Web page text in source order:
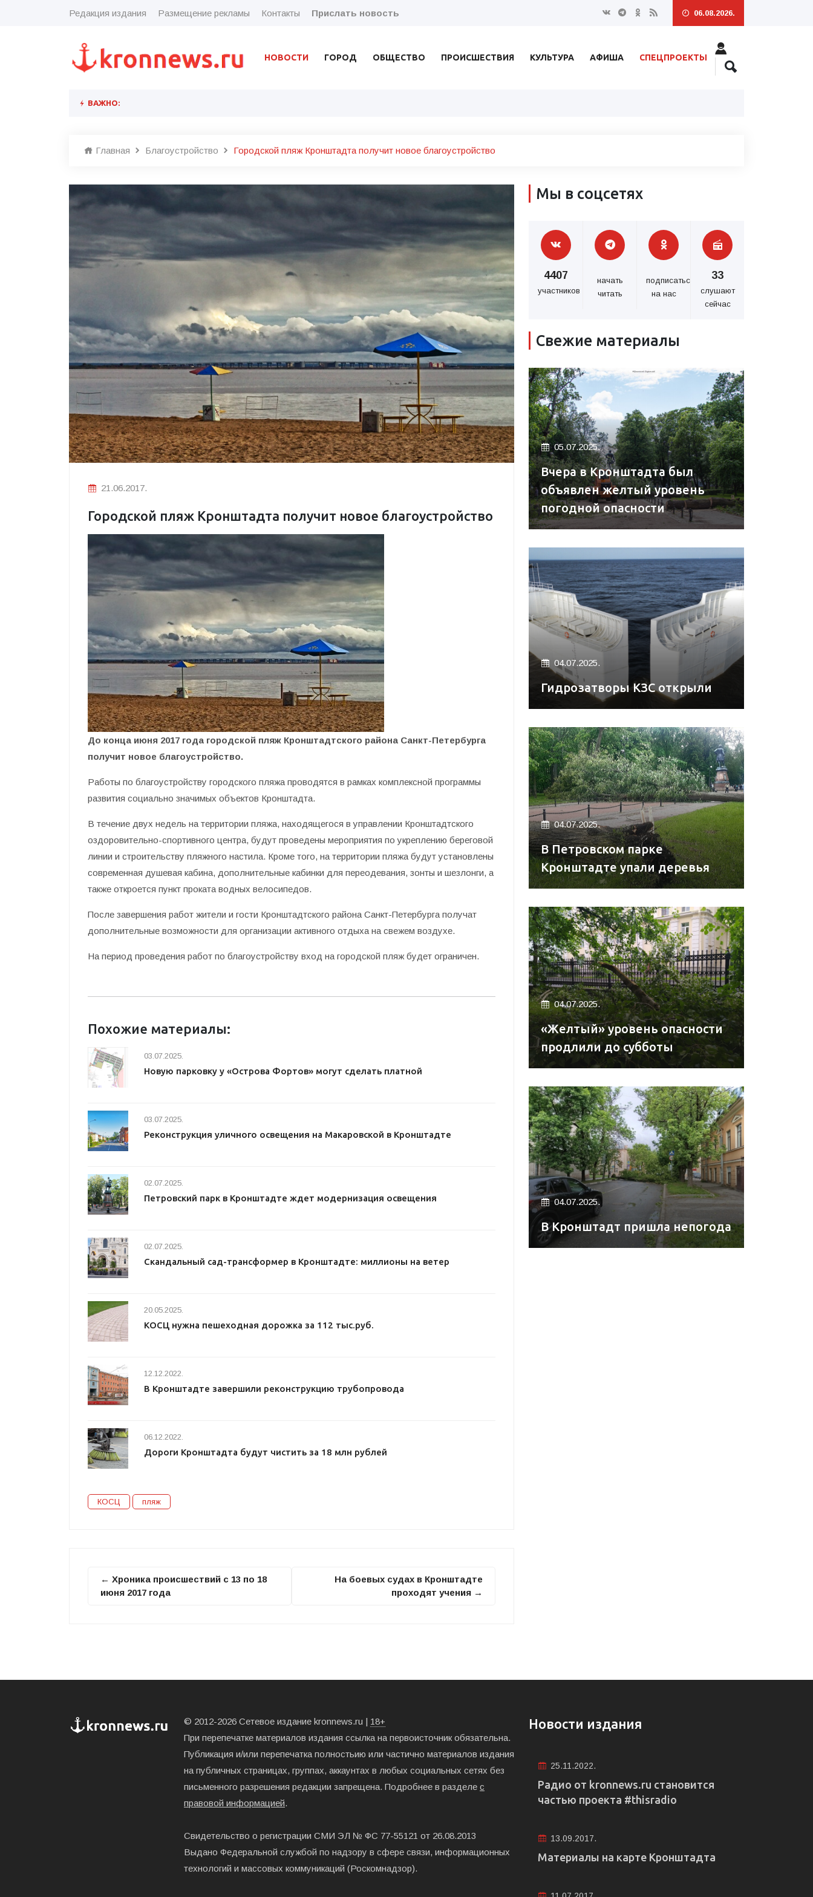
Редакция издания Размещение рекламы Контакты Прислать новость 06.08.2026.
НОВОСТИ ГОРОД ОБЩЕСТВО ПРОИСШЕСТВИЯ КУЛЬТУРА АФИША СПЕЦПРОЕКТЫ
ВАЖНО:
Главная Благоустройство Городской пляж Кронштадта получит новое благоустройство
21.06.2017.
Городской пляж Кронштадта получит новое благоустройство
До конца июня 2017 года городской пляж Кронштадтского района Санкт-Петербурга
получит новое благоустройство.
Работы по благоустройству городского пляжа проводятся в рамках комплексной программы
развития социально значимых объектов Кронштадта.
В течение двух недель на территории пляжа, находящегося в управлении Кронштадтского
оздоровительно-спортивного центра, будут проведены мероприятия по укреплению береговой
линии и строительству пляжного настила. Кроме того, на территории пляжа будут установлены
современная душевая кабина, дополнительные кабинки для переодевания, зонты и шезлонги, а
также откроется пункт проката водных велосипедов.
После завершения работ жители и гости Кронштадтского района Санкт-Петербурга получат
дополнительные возможности для организации активного отдыха на свежем воздухе.
На период проведения работ по благоустройству вход на городской пляж будет ограничен.
Похожие материалы:
03.07.2025.
Новую парковку у «Острова Фортов» могут сделать платной
03.07.2025.
Реконструкция уличного освещения на Макаровской в Кронштадте
02.07.2025.
Петровский парк в Кронштадте ждет модернизация освещения
02.07.2025.
Скандальный сад-трансформер в Кронштадте: миллионы на ветер
20.05.2025.
КОСЦ нужна пешеходная дорожка за 112 тыс.руб.
12.12.2022.
В Кронштадте завершили реконструкцию трубопровода
06.12.2022.
Дороги Кронштадта будут чистить за 18 млн рублей
КОСЦ пляж
← Хроника происшествий с 13 по 18
июня 2017 года
На боевых судах в Кронштадте
проходят учения →
Мы в соцсетях
4407
участников
начать
читать
подписаться
на нас
33
слушают
сейчас
Свежие материалы
05.07.2025.
Вчера в Кронштадта был
объявлен желтый уровень
погодной опасности
04.07.2025.
Гидрозатворы КЗС открыли
04.07.2025.
В Петровском парке
Кронштадте упали деревья
04.07.2025.
«Желтый» уровень опасности
продлили до субботы
04.07.2025.
В Кронштадт пришла непогода
© 2012-2026 Сетевое издание kronnews.ru | 18+
При перепечатке материалов издания ссылка на первоисточник обязательна.
Публикация и/или перепечатка полностьию или частично материалов издания
на публичных страницах, группах, аккаунтах в любых социальных сетях без
письменного разрешения редакции запрещена. Подробнее в разделе с
правовой информацией.
Свидетельство о регистрации СМИ ЭЛ № ФС 77-55121 от 26.08.2013
Выдано Федеральной службой по надзору в сфере связи, информационных
технологий и массовых коммуникаций (Роскомнадзор).
Новости издания
25.11.2022.
Радио от kronnews.ru становится
частью проекта #thisradio
13.09.2017.
Материалы на карте Кронштадта